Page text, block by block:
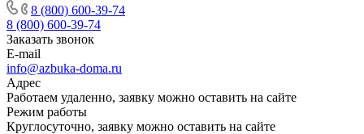
8 (800) 600-39-74
8 (800) 600-39-74
Заказать звонок
E-mail
info@azbuka-doma.ru
Адрес
Работаем удаленно, заявку можно оставить на сайте
Режим работы
Круглосуточно, заявку можно оставить на сайте